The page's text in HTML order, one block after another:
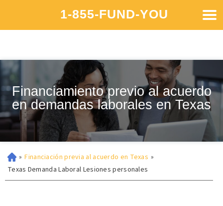
1-855-FUND-YOU
Financiamiento previo al acuerdo
en demandas laborales en Texas
» Financiación previa al acuerdo en Texas »
Texas Demanda Laboral Lesiones personales